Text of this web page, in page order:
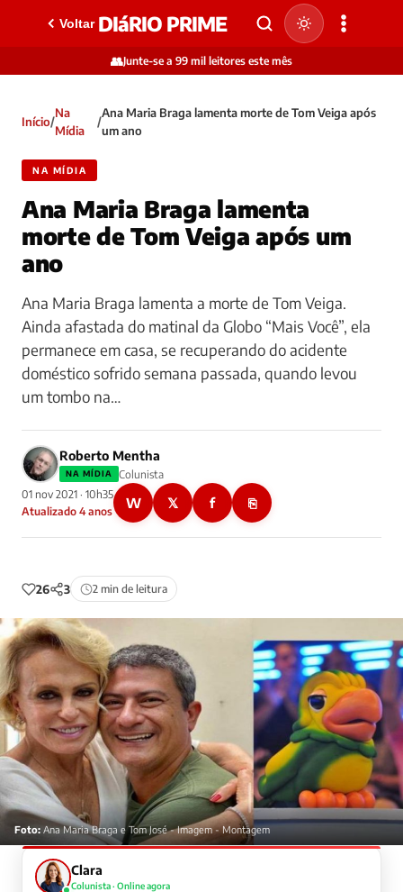
Voltar DIáRIO PRIME
👥Junte-se a 99 mil leitores este mês
Início/
Na
Mídia
/
Ana Maria Braga lamenta morte de Tom Veiga após
um ano
NA MÍDIA
Ana Maria Braga lamenta
morte de Tom Veiga após um
ano
Ana Maria Braga lamenta a morte de Tom Veiga.
Ainda afastada do matinal da Globo “Mais Você”, ela
permanece em casa, se recuperando do acidente
doméstico sofrido semana passada, quando levou
um tombo na…
Roberto Mentha
NA MÍDIA
Colunista
01 nov 2021 · 10h35
Atualizado 4 anos
W 𝕏 f ⎘
26 3 2 min de leitura
Foto: Ana Maria Braga e Tom José - Imagem - Montagem
Clara
Colunista · Online agora